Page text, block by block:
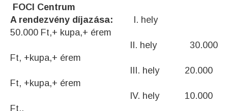
FOCI Centrum
A rendezvény díjazása:
I. hely
50.000 Ft,+ kupa,+ érem
II. hely 30.000
Ft, +kupa,+ érem
III. hely 20.000
Ft, +kupa,+ érem
IV. hely 10.000
Ft,.